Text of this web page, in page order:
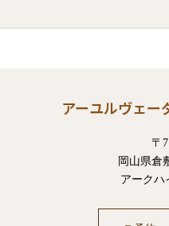
アーユルヴェー
〒
岡山県倉
アークハ